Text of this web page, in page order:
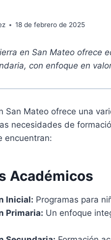
18 de febrero de 2025
en San Mateo ofrece
con enfoque en
San Mateo ofrece una
necesidades de
encuentran:
Académicos
Inicial: Programas para
Primaria: Un enfoque